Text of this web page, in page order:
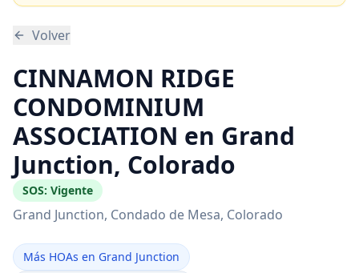
Volver
CINNAMON RIDGE
CONDOMINIUM
ASSOCIATION en Grand
Junction, Colorado
SOS: Vigente
Grand Junction, Condado de Mesa, Colorado
Más HOAs en Grand Junction